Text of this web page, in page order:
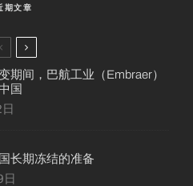
期文章
期间，巴航工业（Embraer）
国
长期冻结的准备